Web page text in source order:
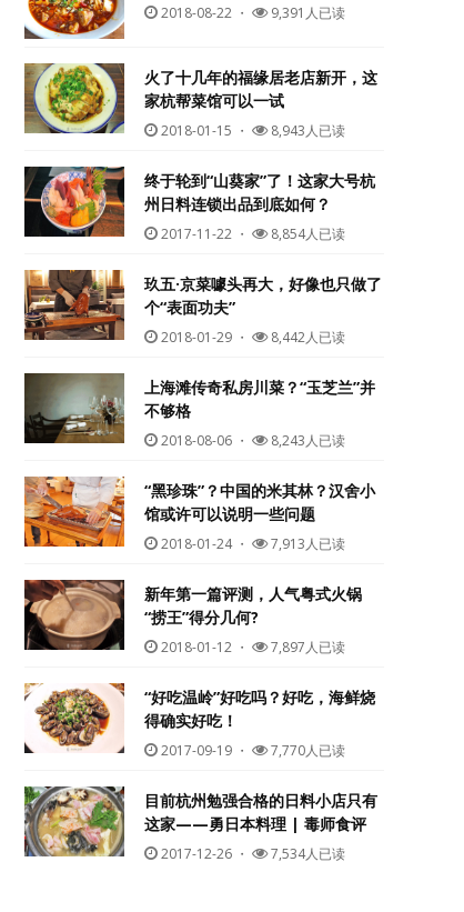
2018-08-22 ・ 9,391人已读
火了十几年的福缘居老店新开，这
家杭帮菜馆可以一试
2018-01-15 ・ 8,943人已读
终于轮到“山葵家”了！这家大号杭
州日料连锁出品到底如何？
2017-11-22 ・ 8,854人已读
玖五·京菜噱头再大，好像也只做了
个“表面功夫”
2018-01-29 ・ 8,442人已读
上海滩传奇私房川菜？“玉芝兰”并
不够格
2018-08-06 ・ 8,243人已读
“黑珍珠”？中国的米其林？汉舍小
馆或许可以说明一些问题
2018-01-24・ 7,913人已读
新年第一篇评测，人气粤式火锅
“捞王”得分几何?
2018-01-12 ・ 7,897人已读
“好吃温岭”好吃吗？好吃，海鲜烧
得确实好吃！
2017-09-19 ・ 7,770人已读
目前杭州勉强合格的日料小店只有
这家——勇日本料理 | 毒师食评
2017-12-26 ・ 7,534人已读